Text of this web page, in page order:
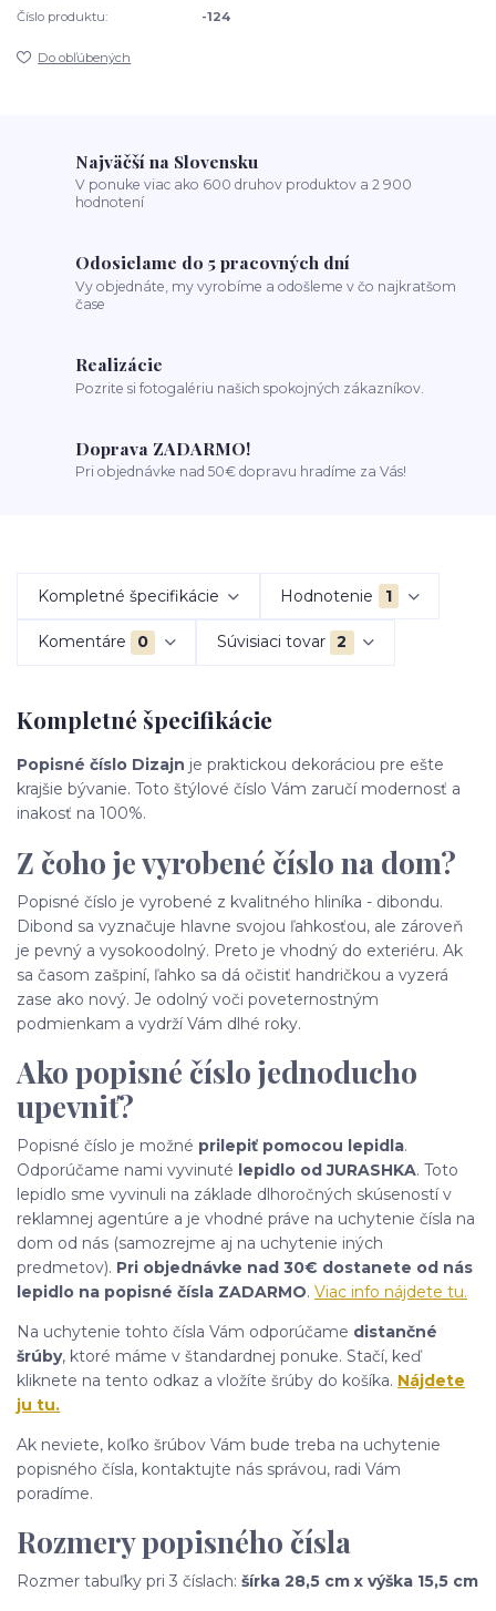
Číslo produktu: -124
Do obľúbených
Najväčší na Slovensku
V ponuke viac ako 600 druhov produktov a 2 900
hodnotení
Odosielame do 5 pracovných dní
Vy objednáte, my vyrobíme a odošleme v čo najkratšom
čase
Realizácie
Pozrite si fotogalériu našich spokojných zákazníkov.
Doprava ZADARMO!
Pri objednávke nad 50€ dopravu hradíme za Vás!
Kompletné špecifikácie Hodnotenie 1
Komentáre 0 Súvisiaci tovar 2
Kompletné špecifikácie
Popisné číslo Dizajn je praktickou dekoráciou pre ešte
krajšie bývanie. Toto štýlové číslo Vám zaručí modernosť a
inakosť na 100%.
Z čoho je vyrobené číslo na dom?
Popisné číslo je vyrobené z kvalitného hliníka - dibondu.
Dibond sa vyznačuje hlavne svojou ľahkosťou, ale zároveň
je pevný a vysokoodolný. Preto je vhodný do exteriéru. Ak
sa časom zašpiní, ľahko sa dá očistiť handričkou a vyzerá
zase ako nový. Je odolný voči poveternostným
podmienkam a vydrží Vám dlhé roky.
Ako popisné číslo jednoducho
upevniť?
Popisné číslo je možné prilepiť pomocou lepidla.
Odporúčame nami vyvinuté lepidlo od JURASHKA. Toto
lepidlo sme vyvinuli na základe dlhoročných skúseností v
reklamnej agentúre a je vhodné práve na uchytenie čísla na
dom od nás (samozrejme aj na uchytenie iných
predmetov). Pri objednávke nad 30€ dostanete od nás
lepidlo na popisné čísla ZADARMO. Viac info nájdete tu.
Na uchytenie tohto čísla Vám odporúčame distančné
šrúby, ktoré máme v štandardnej ponuke. Stačí, keď
kliknete na tento odkaz a vložíte šrúby do košíka. Nájdete
ju tu.
Ak neviete, koľko šrúbov Vám bude treba na uchytenie
popisného čísla, kontaktujte nás správou, radi Vám
poradíme.
Rozmery popisného čísla
Rozmer tabuľky pri 3 číslach: šírka 28,5 cm x výška 15,5 cm